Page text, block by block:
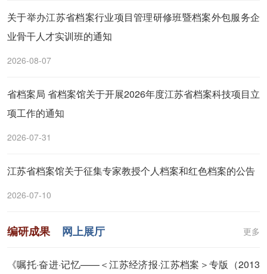
关于举办江苏省档案行业项目管理研修班暨档案外包服务企
业骨干人才实训班的通知
2026-08-07
省档案局 省档案馆关于开展2026年度江苏省档案科技项目立
项工作的通知
2026-07-31
江苏省档案馆关于征集专家教授个人档案和红色档案的公告
2026-07-10
编研成果 网上展厅 更多
《嘱托·奋进·记忆——＜江苏经济报·江苏档案＞专版（2013